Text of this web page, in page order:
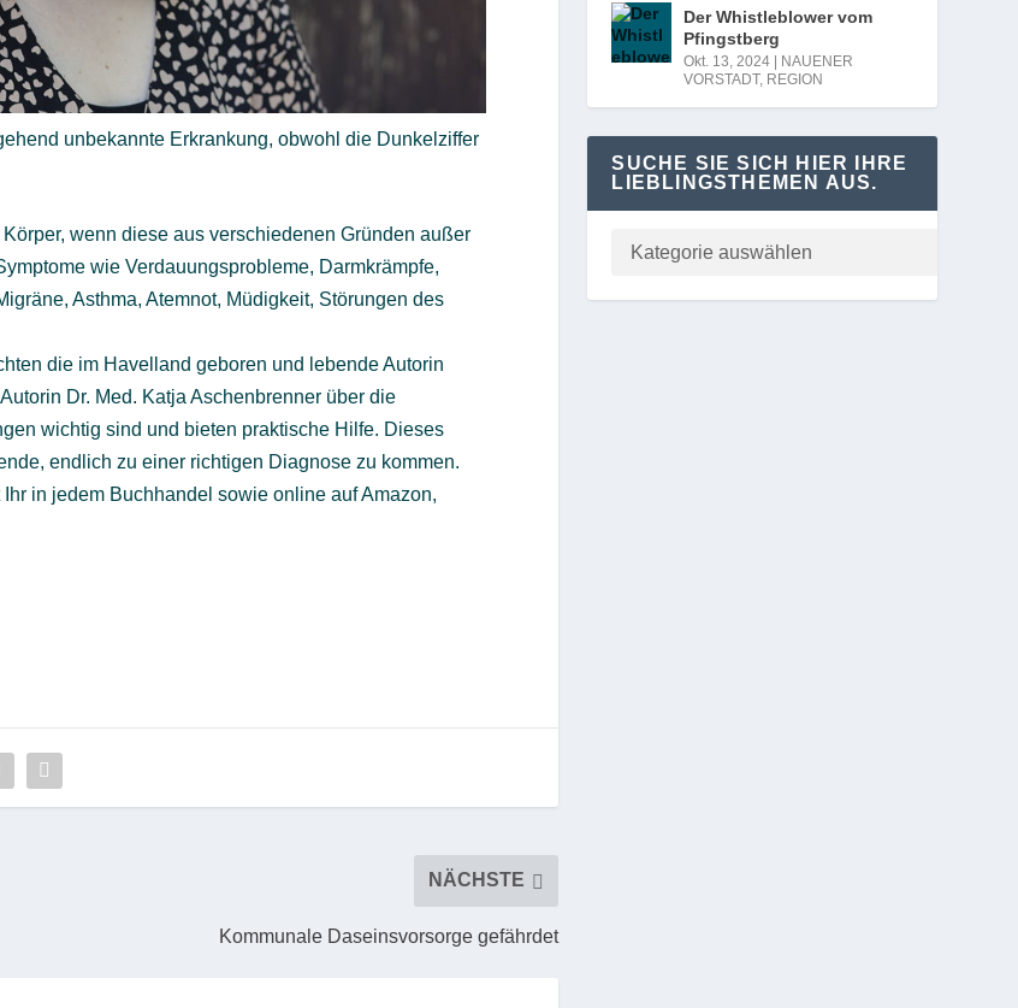
unbekannte Erkrankung, obwohl die Dunkelziffer
wenn diese aus verschiedenen Gründen außer
wie Verdauungsprobleme, Darmkrämpfe,
Asthma, Atemnot, Müdigkeit, Störungen des
die im Havelland geboren und lebende Autorin
Dr. Med. Katja Aschenbrenner über die
wichtig sind und bieten praktische Hilfe. Dieses
endlich zu einer richtigen Diagnose zu kommen.
in jedem Buchhandel sowie online auf Amazon,
NÄCHSTE
Kommunale Daseinsvorsorge gefährdet
Der Whistleblower vom
Pfingstberg
Okt. 13, 2024
NAUENER
VORSTADT, REGION
SUCHE SIE SICH HIER IHRE
LIEBLINGSTHEMEN AUS.